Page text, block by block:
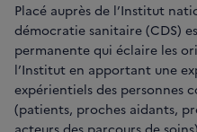
Placé auprès de l’Institut
démocratie sanitaire (CDS)
permanente qui éclaire les
l’Institut en apportant une
expérientiels des personnes
(patients, proches aidants,